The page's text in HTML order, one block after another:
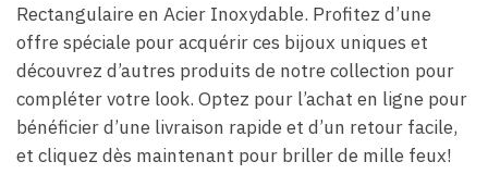
Rectangulaire en Acier Inoxydable. Profitez d’une
offre spéciale pour acquérir ces bijoux uniques et
découvrez d’autres produits de notre collection pour
compléter votre look. Optez pour l’achat en ligne pour
bénéficier d’une livraison rapide et d’un retour facile,
et cliquez dès maintenant pour briller de mille feux!